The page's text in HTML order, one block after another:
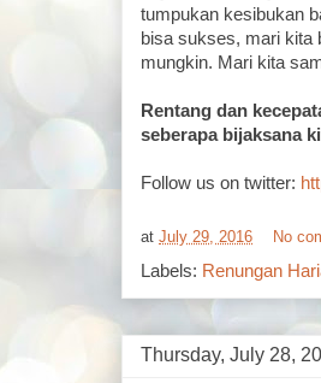
tumpukan kesibukan
bisa sukses, mari kita
mungkin. Mari kita
Rentang dan
seberapa bijaksana
Follow us on twitter:
at July 29, 2016 No
Labels: Renungan
Thursday, July 28,